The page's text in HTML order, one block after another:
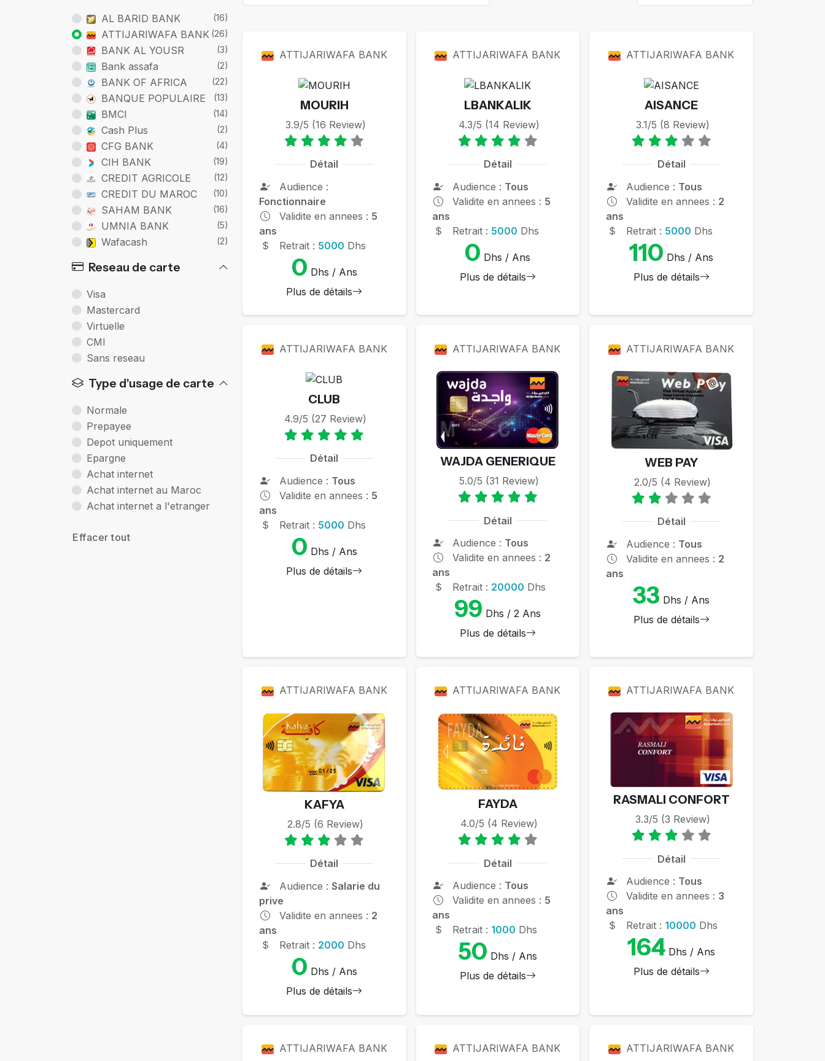
AL BARID BANK (16)
ATTIJARIWAFA BANK (26)
BANK AL YOUSR (3)
Bank assafa (2)
BANK OF AFRICA (22)
BANQUE POPULAIRE (13)
BMCI (14)
Cash Plus (2)
CFG BANK (4)
CIH BANK (19)
CREDIT AGRICOLE (12)
CREDIT DU MAROC (10)
SAHAM BANK (16)
UMNIA BANK (5)
Wafacash (2)
Reseau de carte
Visa
Mastercard
Virtuelle
CMI
Sans reseau
Type d'usage de carte
Normale
Prepayee
Depot uniquement
Epargne
Achat internet
Achat internet au Maroc
Achat internet a l'etranger
Effacer tout
ATTIJARIWAFA BANK
MOURIH
3.9/5 (16 Review)
Détail
Audience :
Fonctionnaire
Validite en annees : 5
ans
Retrait : 5000 Dhs
0 Dhs / Ans
Plus de détails
ATTIJARIWAFA BANK
LBANKALIK
4.3/5 (14 Review)
Détail
Audience : Tous
Validite en annees : 5
ans
Retrait : 5000 Dhs
0 Dhs / Ans
Plus de détails
ATTIJARIWAFA BANK
AISANCE
3.1/5 (8 Review)
Détail
Audience : Tous
Validite en annees : 2
ans
Retrait : 5000 Dhs
110 Dhs / Ans
Plus de détails
ATTIJARIWAFA BANK
CLUB
4.9/5 (27 Review)
Détail
Audience : Tous
Validite en annees : 5
ans
Retrait : 5000 Dhs
0 Dhs / Ans
Plus de détails
ATTIJARIWAFA BANK
WAJDA GENERIQUE
5.0/5 (31 Review)
Détail
Audience : Tous
Validite en annees : 2
ans
Retrait : 20000 Dhs
99 Dhs / 2 Ans
Plus de détails
ATTIJARIWAFA BANK
WEB PAY
2.0/5 (4 Review)
Détail
Audience : Tous
Validite en annees : 2
ans
33 Dhs / Ans
Plus de détails
ATTIJARIWAFA BANK
KAFYA
2.8/5 (6 Review)
Détail
Audience : Salarie du
prive
Validite en annees : 2
ans
Retrait : 2000 Dhs
0 Dhs / Ans
Plus de détails
ATTIJARIWAFA BANK
FAYDA
4.0/5 (4 Review)
Détail
Audience : Tous
Validite en annees : 5
ans
Retrait : 1000 Dhs
50 Dhs / Ans
Plus de détails
ATTIJARIWAFA BANK
RASMALI CONFORT
3.3/5 (3 Review)
Détail
Audience : Tous
Validite en annees : 3
ans
Retrait : 10000 Dhs
164 Dhs / Ans
Plus de détails
ATTIJARIWAFA BANK ATTIJARIWAFA BANK ATTIJARIWAFA BANK